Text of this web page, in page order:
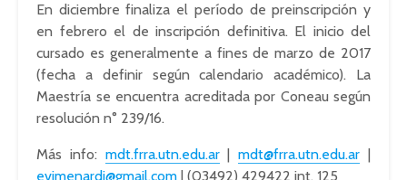
En diciembre finaliza el período de preinscripción y
en febrero el de inscripción definitiva. El inicio del
cursado es generalmente a fines de marzo de 2017
(fecha a definir según calendario académico). La
Maestría se encuentra acreditada por Coneau según
resolución n° 239/16.
Más info: mdt.frra.utn.edu.ar|mdt@frra.utn.edu.ar |
evimenardi@gmail.com | (03492) 429422 int. 125